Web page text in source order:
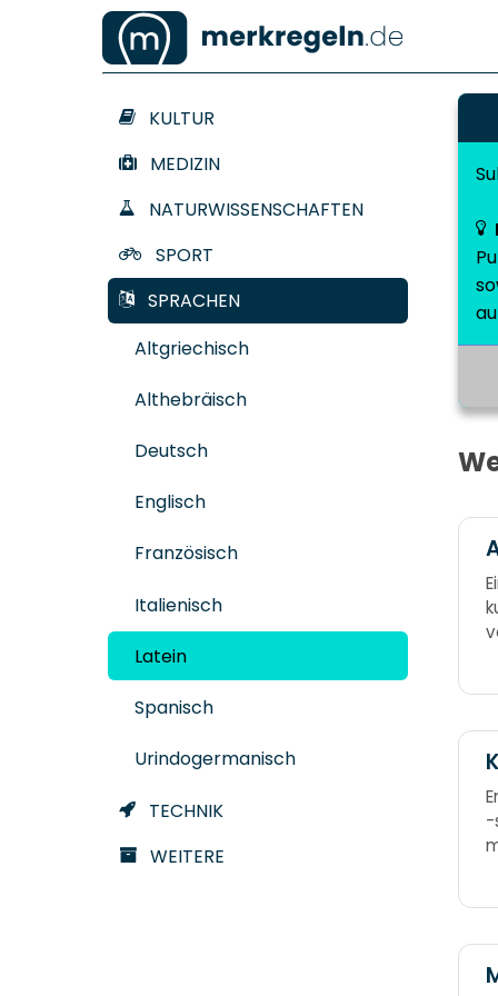
KULTUR
MEDIZIN
NATURWISSENSCHAFTEN
SPORT
SPRACHEN
Altgriechisch
Althebräisch
Deutsch
Englisch
Französisch
Italienisch
Latein
Spanisch
Urindogermanisch
TECHNIK
WEITERE
-